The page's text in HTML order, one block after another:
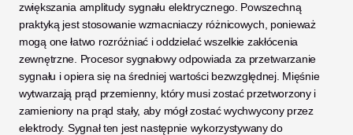
zwiększania amplitudy sygnału elektrycznego. Powszechną
praktyką jest stosowanie wzmacniaczy różnicowych, ponieważ
mogą one łatwo rozróżniać i oddzielać wszelkie zakłócenia
zewnętrzne. Procesor sygnałowy odpowiada za przetwarzanie
sygnału i opiera się na średniej wartości bezwzględnej. Mięśnie
wytwarzają prąd przemienny, który musi zostać przetworzony i
zamieniony na prąd stały, aby mógł zostać wychwycony przez
elektrody. Sygnał ten jest następnie wykorzystywany do